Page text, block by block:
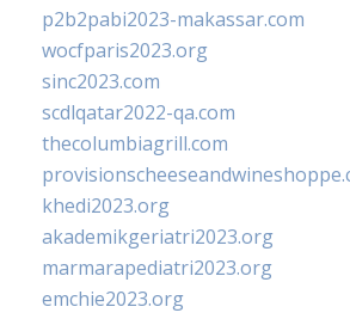
p2b2pabi2023-makassar.com
wocfparis2023.org
sinc2023.com
scdlqatar2022-qa.com
thecolumbiagrill.com
khedi2023.org
akademikgeriatri2023.org
marmarapediatri2023.org
emchie2023.org